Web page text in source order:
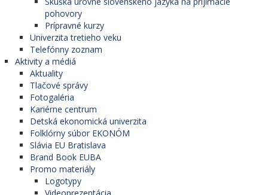
pohovory
Prípravné kurzy
Univerzita tretieho veku
Telefónny zoznam
Aktivity a médiá
Aktuality
Tlačové správy
Fotogaléria
Kariérne centrum
Detská ekonomická univerzita
Folklórny súbor EKONÓM
Slávia EU Bratislava
Brand Book EUBA
Promo materiály
Logotypy